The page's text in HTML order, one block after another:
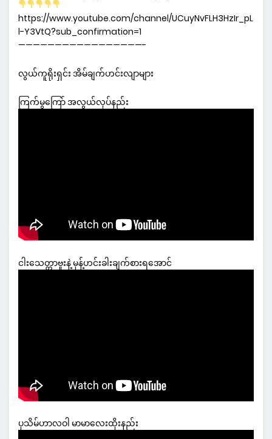
https://www.youtube.com/channel/UCuyNvFLH3HzIr_pL
l-Y3VtQ?sub_confirmation=1
—————————————————-
လွယ်ကူရိုးရှင်း အိမ်ချက်ဟင်းလျာများ
ကြက်မွကြော် အလွယ်လုပ်နည်း
ငါးသေတ္တာဗူးနဲ့ မုန့်ဟင်းခါးချက်စားရအောင်
ပုသိမ်ဟာလဝါ မာမာလေးထိုးနည်း